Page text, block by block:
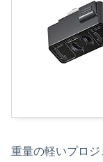
重量の軽いプロ